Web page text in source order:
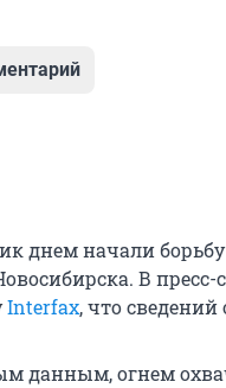
днем начали
В
Interfax, что
данным, огнем